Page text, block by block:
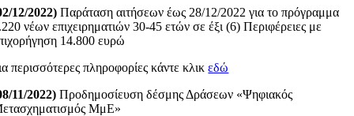
12/2022) Παράταση αιτήσεων έως 28/12/2022 για το πρόγραμμα
νέων επιχειρηματιών 30-45 ετών σε έξι (6) Περιφέρειες με
14.800 ευρώ
περισσότερες πληροφορίες κάντε κλικεδώ
11/2022) Προδημοσίευση δέσμης Δράσεων «Ψηφιακός
ΜμΕ»